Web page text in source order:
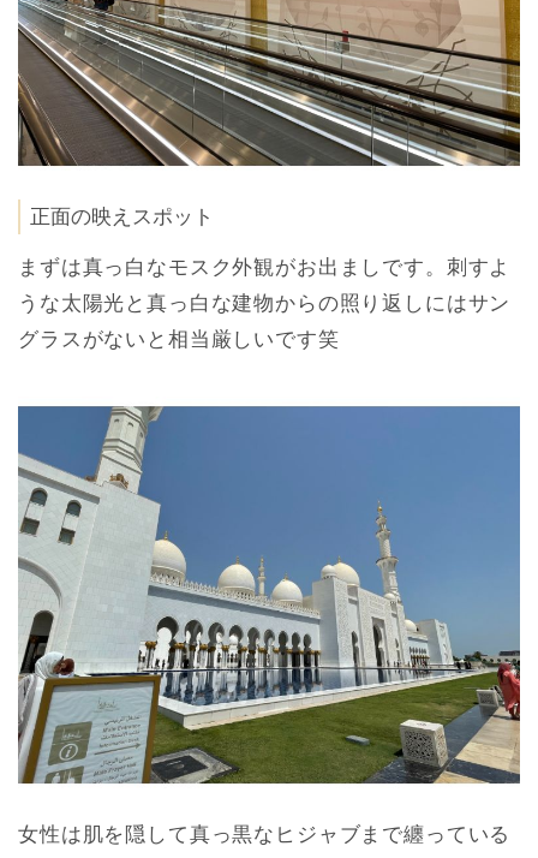
正面の映えスポット
まずは真っ白なモスク外観がお出ましです。刺すよ
うな太陽光と真っ白な建物からの照り返しにはサン
グラスがないと相当厳しいです笑
女性は肌を隠して真っ黒なヒジャブまで纏っている